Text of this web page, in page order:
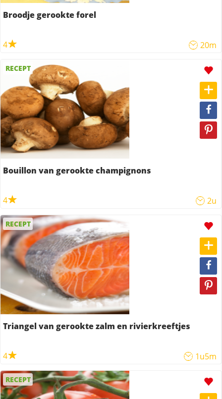
Broodje gerookte forel
4 20m
RECEPT
Bouillon van gerookte champignons
4 2u
RECEPT
Triangel van gerookte zalm en rivierkreeftjes
4 1u5m
RECEPT